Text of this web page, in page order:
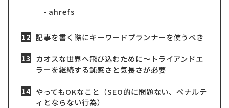
ahrefs
記事を書く際にキーワードプランナーを使うべき
カオスな世界へ飛び込むために〜トライアンドエ
ラーを継続する鈍感さと気長さが必要
やってもOKなこと（SEO的に問題ない、ペナルテ
ィとならない行為）